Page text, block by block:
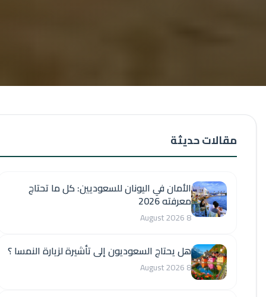
مقالات حديثة
الأمان في اليونان للسعوديين: كل ما تحتاج
معرفته 2026
8 August 2026
هل يحتاج السعوديون إلى تأشيرة لزيارة النمسا ؟
8 August 2026